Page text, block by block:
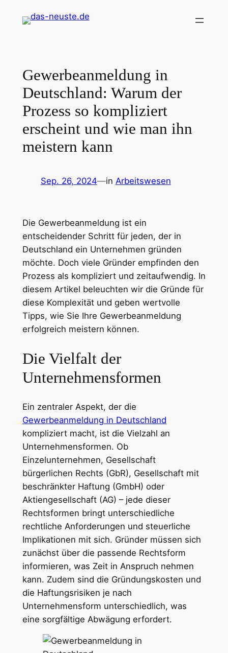
Inhalt
Gewerbeanmeldung in
Deutschland: Warum der
Prozess so kompliziert
erscheint und wie man ihn
meistern kann
Sep. 26, 2024—in Arbeitswesen
Die Gewerbeanmeldung ist ein
entscheidender Schritt für jeden, der in
Deutschland ein Unternehmen gründen
möchte. Doch viele Gründer empfinden den
Prozess als kompliziert und zeitaufwendig. In
diesem Artikel beleuchten wir die Gründe für
diese Komplexität und geben wertvolle
Tipps, wie Sie Ihre Gewerbeanmeldung
erfolgreich meistern können.
Die Vielfalt der
Unternehmensformen
Ein zentraler Aspekt, der die
Gewerbeanmeldung in Deutschland
kompliziert macht, ist die Vielzahl an
Unternehmensformen. Ob
Einzelunternehmen, Gesellschaft
bürgerlichen Rechts (GbR), Gesellschaft mit
beschränkter Haftung (GmbH) oder
Aktiengesellschaft (AG) – jede dieser
Rechtsformen bringt unterschiedliche
rechtliche Anforderungen und steuerliche
Implikationen mit sich. Gründer müssen sich
zunächst über die passende Rechtsform
informieren, was Zeit in Anspruch nehmen
kann. Zudem sind die Gründungskosten und
die Haftungsrisiken je nach
Unternehmensform unterschiedlich, was
eine sorgfältige Abwägung erfordert.